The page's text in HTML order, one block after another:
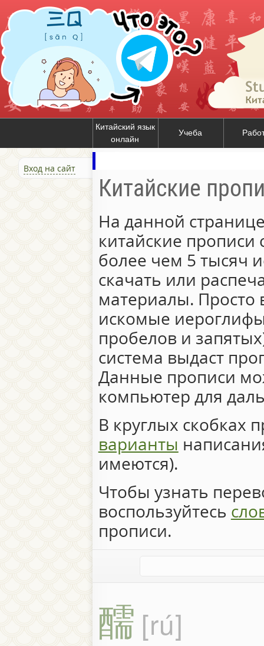
Китайский язык
онлайн
Учеба
Вход на сайт
Китайские
На данной
китайские
более чем 5 тысяч
скачать или
материалы. Просто
искомые
пробелов и
система выдаст
Данные прописи
компьютер для
В круглых скобках
варианты
имеются).
Чтобы узнать
воспользуйтесь
прописи.
醹 rú